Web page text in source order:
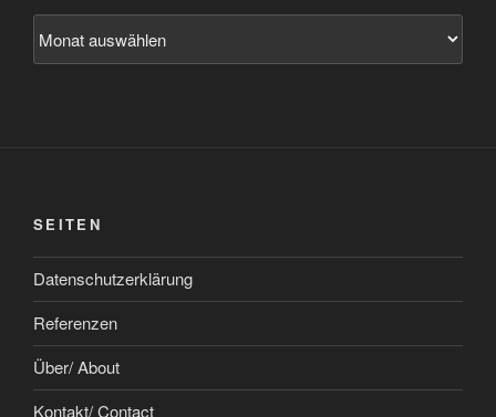
SEITEN
Datenschutzerklärung
Referenzen
Über/ About
Kontakt/ Contact